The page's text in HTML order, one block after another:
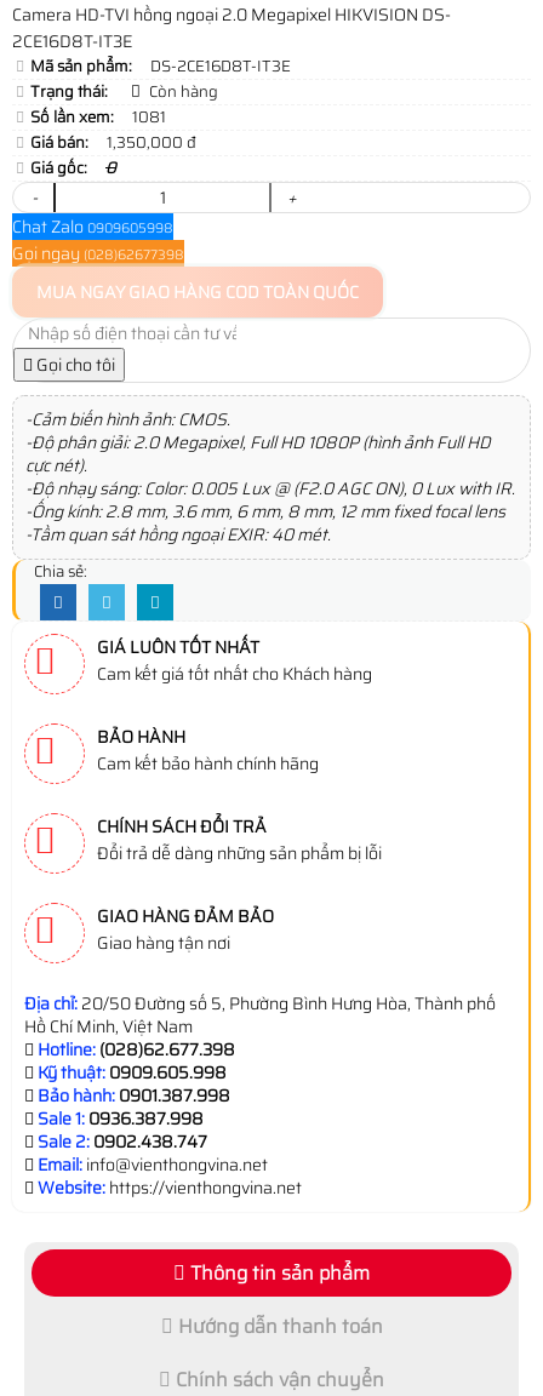
Camera HD-TVI hồng ngoại 2.0 Megapixel HIKVISION DS-
2CE16D8T-IT3E
Mã sản phẩm:
DS-2CE16D8T-IT3E
Trạng thái:
Còn hàng
Số lần xem:
1081
Giá bán:
1,350,000 đ
Giá gốc:
0
-
+
Chat Zalo 0909605998
Gọi ngay (028)62677398
MUA NGAYGIAO HÀNG COD TOÀN QUỐC
Gọi cho tôi
-Cảm biến hình ảnh: CMOS.
-Độ phân giải: 2.0 Megapixel, Full HD 1080P (hình ảnh Full HD
cực nét).
-Độ nhạy sáng: Color: 0.005 Lux @ (F2.0 AGC ON), 0 Lux with IR.
-Ống kính: 2.8 mm, 3.6 mm, 6 mm, 8 mm, 12 mm fixed focal lens
-Tầm quan sát hồng ngoại EXIR: 40 mét.
Chia sẻ:
GIÁ LUÔN TỐT NHẤT
Cam kết giá tốt nhất cho Khách hàng
BẢO HÀNH
Cam kết bảo hành chính hãng
CHÍNH SÁCH ĐỔI TRẢ
Đổi trả dễ dàng những sản phẩm bị lỗi
GIAO HÀNG ĐẢM BẢO
Giao hàng tận nơi
Địa chỉ:20/50 Đường số 5, Phường Bình Hưng Hòa, Thành phố
Hồ Chí Minh, Việt Nam
Hotline:(028)62.677.398
Kỹ thuật:0909.605.998
Bảo hành:0901.387.998
Sale 1:0936.387.998
Sale 2:0902.438.747
Email:info@vienthongvina.net
Website:https://vienthongvina.net
Thông tin sản phẩm
Hướng dẫn thanh toán
Chính sách vận chuyển